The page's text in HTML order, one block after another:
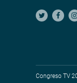
Congreso TV